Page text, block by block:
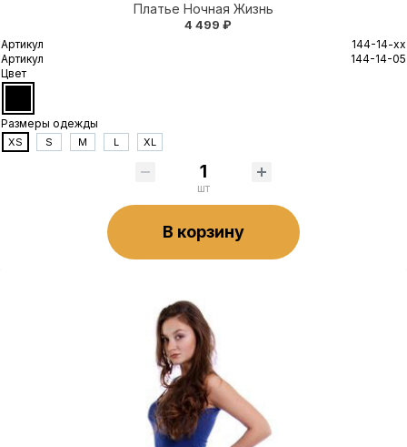
Платье Ночная Жизнь
4 499 ₽
Артикул
144-14-xx
Артикул
144-14-05
Цвет
Размеры одежды
XS S M L XL
шт
В корзину